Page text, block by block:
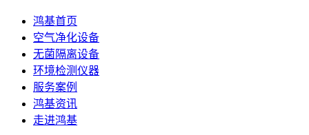
鸿基首页
空气净化设备
无菌隔离设备
环境检测仪器
服务案例
鸿基资讯
走进鸿基